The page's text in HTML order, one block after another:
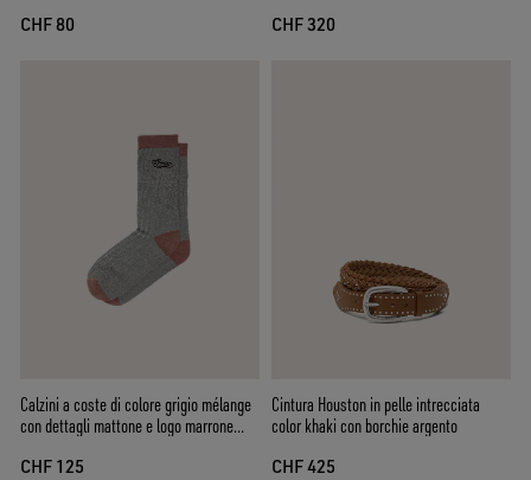
CHF 80 CHF 320
Calzini a coste di colore grigio mélange
con dettagli mattone e logo marrone
CHF 125
Cintura Houston in pelle intrecciata
color khaki con borchie argento
CHF 425